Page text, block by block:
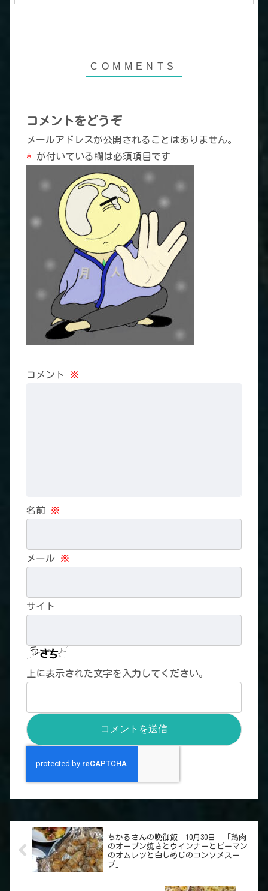
コメントをどうぞ
メールアドレスが公開されることはありません。
* が付いている欄は必須項目です
コメント ※
名前 ※
メール ※
サイト
上に表示された文字を入力してください。
ちかるさんの晩御飯 10月30日 「鶏肉
のオーブン焼きとウインナーとピーマン
のオムレツと白しめじのコンソメスー
プ」